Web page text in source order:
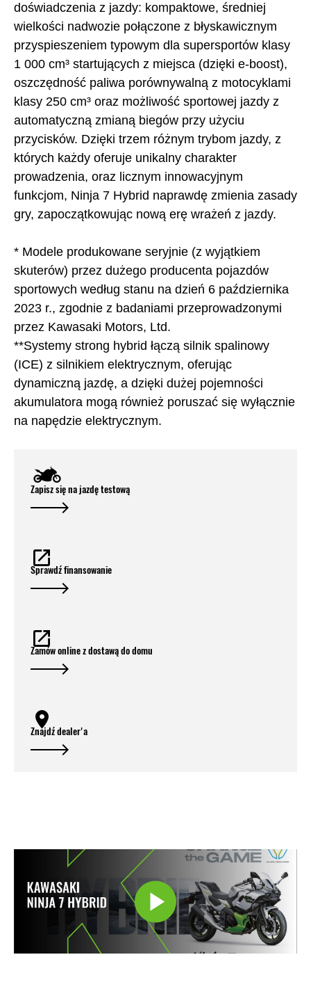
doświadczenia z jazdy: kompaktowe, średniej
wielkości nadwozie połączone z błyskawicznym
przyspieszeniem typowym dla supersportów klasy
1 000 cm³ startujących z miejsca (dzięki e-boost),
oszczędność paliwa porównywalną z motocyklami
klasy 250 cm³ oraz możliwość sportowej jazdy z
automatyczną zmianą biegów przy użyciu
przycisków. Dzięki trzem różnym trybom jazdy, z
których każdy oferuje unikalny charakter
prowadzenia, oraz licznym innowacyjnym
funkcjom, Ninja 7 Hybrid naprawdę zmienia zasady
gry, zapoczątkowując nową erę wrażeń z jazdy.
* Modele produkowane seryjnie (z wyjątkiem
skuterów) przez dużego producenta pojazdów
sportowych według stanu na dzień 6 października
2023 r., zgodnie z badaniami przeprowadzonymi
przez Kawasaki Motors, Ltd.
**Systemy strong hybrid łączą silnik spalinowy
(ICE) z silnikiem elektrycznym, oferując
dynamiczną jazdę, a dzięki dużej pojemności
akumulatora mogą również poruszać się wyłącznie
na napędzie elektrycznym.
Zapisz się na jazdę testową
Sprawdź finansowanie
Zamów online z dostawą do domu
Znajdź dealer'a